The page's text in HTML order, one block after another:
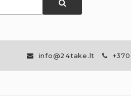
info@24take.lt